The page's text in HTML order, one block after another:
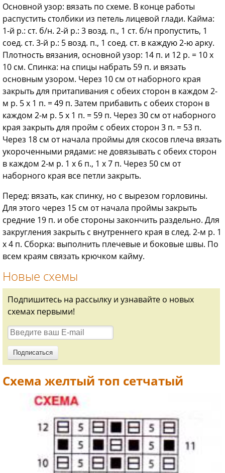
Основной узор: вязать по схеме. В конце работы
распустить столбики из петель лицевой глади. Кайма:
1-й р.: ст. б/н. 2-й р.: 3 возд. п., 1 ст. б/н пропустить, 1
соед. ст. 3-й р.: 5 возд. п., 1 соед. ст. в каждую 2-ю арку.
Плотность вязания, основной узор: 14 п. и 12 р. = 10 х
10 см. Спинка: на спицы набрать 59 п. и вязать
основным узором. Через 10 см от наборного края
закрыть для притапивания с обеих сторон в каждом 2-
м р. 5 х 1 п. = 49 п. Затем прибавить с обеих сторон в
каждом 2-м р. 5 х 1 п. = 59 п. Через 30 см от наборного
края закрыть для пройм с обеих сторон 3 п. = 53 п.
Через 18 см от начала проймы для скосов плеча вязать
укороченными рядами: не довязывать с обеих сторон
в каждом 2-м р. 1 х 6 п., 1 х 7 п. Через 50 см от
наборного края все петли закрыть.
Перед: вязать, как спинку, но с вырезом горловины.
Для этого через 15 см от начала проймы закрыть
средние 19 п. и обе стороны закончить раздельно. Для
закругления закрыть с внутреннего края в след. 2-м р. 1
х 4 п. Сборка: выполнить плечевые и боковые швы. По
всем краям связать крючком кайму.
Новые схемы
Подпишитесь на рассылку и узнавайте о новых
схемах первыми!
Схема желтый топ сетчатый